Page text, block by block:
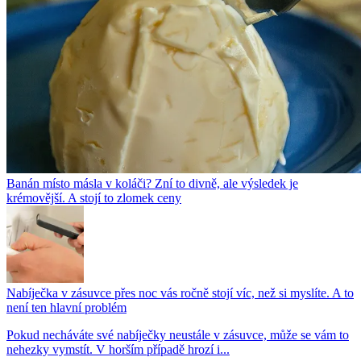
Banán místo másla v koláči? Zní to divně, ale výsledek je
krémovější. A stojí to zlomek ceny
Nabíječka v zásuvce přes noc vás ročně stojí víc, než si myslíte. A to
není ten hlavní problém
Pokud necháváte své nabíječky neustále v zásuvce, může se vám to
nehezky vymstít. V horším případě hrozí i...